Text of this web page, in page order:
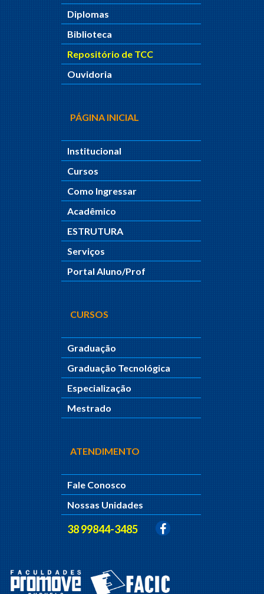
Diplomas
Biblioteca
Repositório de TCC
Ouvidoria
PÁGINA INICIAL
Institucional
Cursos
Como Ingressar
Acadêmico
ESTRUTURA
Serviços
Portal Aluno/Prof
CURSOS
Graduação
Graduação Tecnológica
Especialização
Mestrado
ATENDIMENTO
Fale Conosco
Nossas Unidades
38 99844-3485